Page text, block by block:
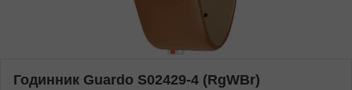
Годинник Guardo S02429-4 (RgWBr)